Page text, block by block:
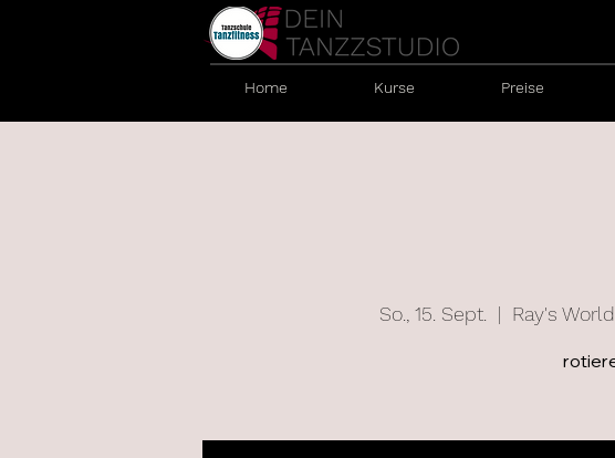
Home Kurse Preise
So., 15. Sept.
  |
Ray's